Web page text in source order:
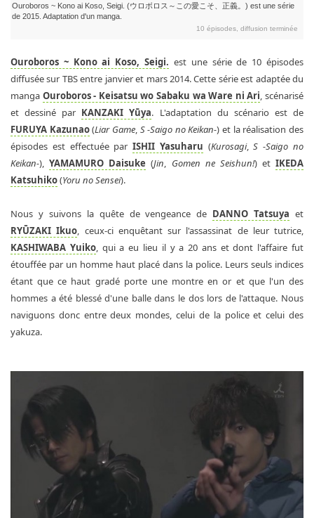
Ouroboros ~ Kono ai Koso, Seigi. (ウロボロス～この愛こそ、正義。) est une série
de 2015. Adaptation d'un manga.
10 épisodes, diffusion terminée
Ouroboros ~ Kono ai Koso, Seigi. est une série de 10 épisodes
diffusée sur TBS entre janvier et mars 2014. Cette série est adaptée du
manga Ouroboros - Keisatsu wo Sabaku wa Ware ni Ari, scénarisé
et dessiné par KANZAKI Yūya. L'adaptation du scénario est de
FURUYA Kazunao(Liar Game, S -Saigo no Keikan-) et la réalisation des
épisodes est effectuée parISHII Yasuharu (Kurosagi,S -Saigo no
Keikan-),YAMAMURO Daisuke (Jin, Gomen ne Seishun!) et IKEDA
Katsuhiko(Yoru no Sensei).
Nous y suivons la quête de vengeance de DANNO Tatsuya et
RYŪZAKI Ikuo, ceux-ci enquêtant sur l'assassinat de leur tutrice,
KASHIWABA Yuiko, qui a eu lieu il y a 20 ans et dont l'affaire fut
étouffée par un homme haut placé dans la police. Leurs seuls indices
étant que ce haut gradé porte une montre en or et que l'un des
hommes a été blessé d'une balle dans le dos lors de l'attaque. Nous
naviguons donc entre deux mondes, celui de la police et celui des
yakuza.